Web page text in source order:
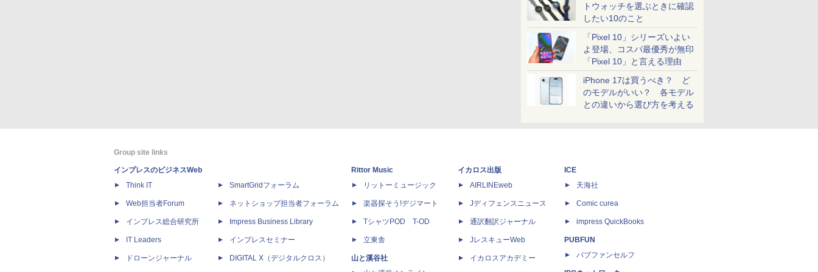
トウォッチを選ぶときに確認
したい10のこと
「Pixel 10」シリーズいよい
よ登場、コスパ最優秀が無印
「Pixel 10」と言える理由
iPhone 17は買うべき？ ど
のモデルがいい？ 各モデル
との違いから選び方を考える
Group site links
インプレスのビジネスWeb
Think IT
Web担当者Forum
インプレス総合研究所
IT Leaders
ドローンジャーナル
SmartGridフォーラム
ネットショップ担当者フォーラム
Impress Business Library
インプレスセミナー
DIGITAL X（デジタルクロス）
Rittor Music
リットーミュージック
楽器探そう!デジマート
TシャツPOD T-OD
立東舎
山と溪谷社
イカロス出版
AIRLINEweb
Jディフェンスニュース
通訳翻訳ジャーナル
JレスキューWeb
イカロスアカデミー
ICE
天海社
Comic curea
impress QuickBooks
PUBFUN
パブファンセルフ